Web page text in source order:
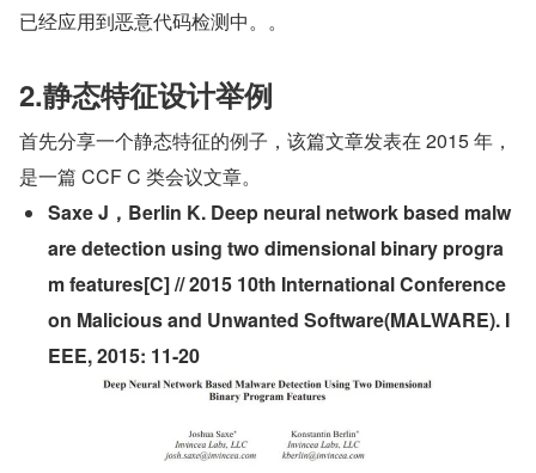
已经应用到恶意代码检测中。。
2.静态特征设计举例
首先分享一个静态特征的例子，该篇文章发表在 2015 年，
是一篇 CCF C 类会议文章。
Saxe J，Berlin K. Deep neural network based malw
are detection using two dimensional binary progra
m features[C] // 2015 10th International Conference
on Malicious and Unwanted Software(MALWARE). I
EEE, 2015: 11-20